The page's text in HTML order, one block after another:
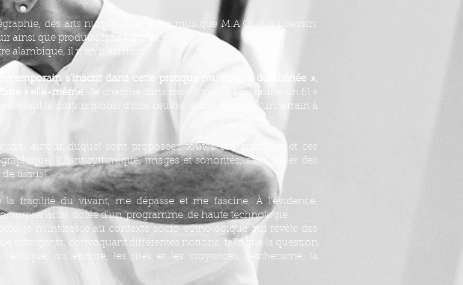
des arts numériques, de la musique M.A.O, et du dessin,
ainsi que produire mes travaux.
alambiqué, il n’en n’est rien.
s’inscrit dans cette pratique multiple, « désaliénée »,
» elle-même. Je cherche dans mon travail à construire un fil «
évident le corpus global d’une œuvre, d’une idée, et d’un terrain à
autour duquel sont proposées toutes ces créations et ces
alliant rythmique, images et sonorités, sans parler des
de tissus).
la fragilité du vivant, me dépasse et me fascine. À l’évidence,
surprenante, dotée d'un 'programme' de haute technologie.
je m’intéresse au contexte socio ethnologique qui révèle des
divergents, convoquant différentes notions, telle que la question
l’éthique, ou encore, les rites et les croyances, l’esthétisme, la